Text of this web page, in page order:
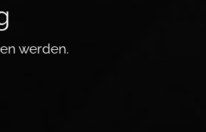
werden.